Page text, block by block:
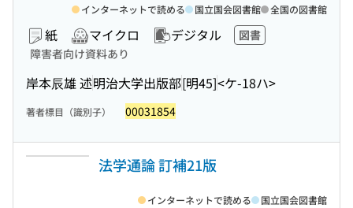
紙 マイクロ デジタル
図書
障害者向け資料あり
岸本辰雄 述明治大学出版部[明45]<ケ-18ハ>
インターネットで読める 国立国会図書館 全国の図書館
著者標目（識別子） 00031854
法学通論 訂補21版
インターネットで読める 国立国会図書館